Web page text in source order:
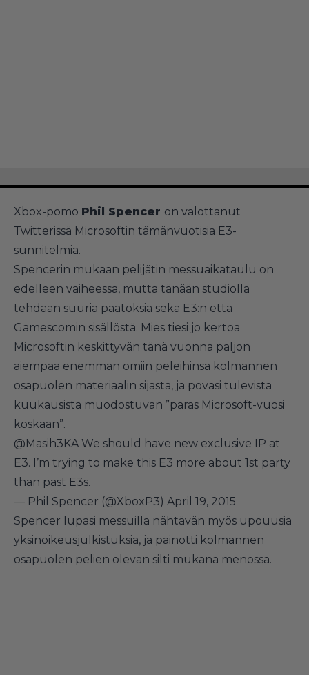
Xbox-pomo Phil Spencer on valottanut
Twitterissä Microsoftin tämänvuotisia E3-
sunnitelmia.
Spencerin mukaan pelijätin messuaikataulu on
edelleen vaiheessa, mutta tänään studiolla
tehdään suuria päätöksiä sekä E3:n että
Gamescomin sisällöstä. Mies tiesi jo kertoa
Microsoftin keskittyvän tänä vuonna paljon
aiempaa enemmän omiin peleihinsä kolmannen
osapuolen materiaalin sijasta, ja povasi tulevista
kuukausista muodostuvan ”paras Microsoft-vuosi
koskaan”.
@Masih3KA We should have new exclusive IP at
E3. I’m trying to make this E3 more about 1st party
than past E3s.
— Phil Spencer (@XboxP3) April 19, 2015
Spencer lupasi messuilla nähtävän myös upouusia
yksinoikeusjulkistuksia, ja painotti kolmannen
osapuolen pelien olevan silti mukana menossa.